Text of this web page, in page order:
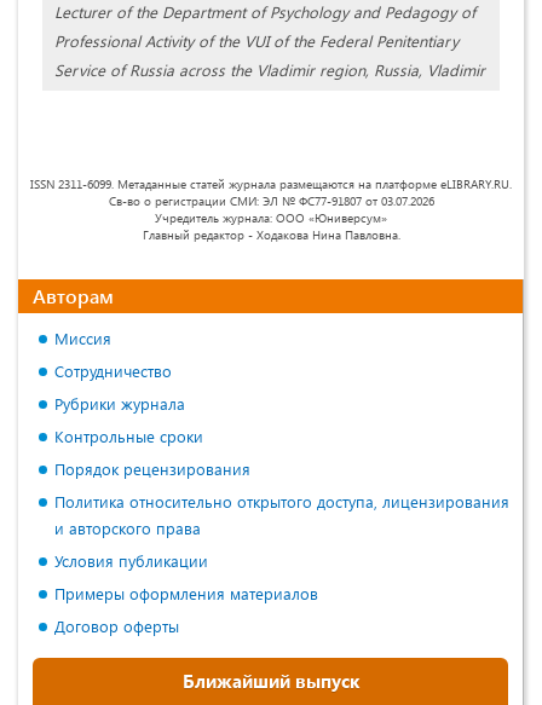
Lecturer of the Department of Psychology and Pedagogy of
Professional Activity of the VUI of the Federal Penitentiary
Service of Russia across the Vladimir region, Russia, Vladimir
ISSN 2311-6099. Метаданные статей журнала размещаются на платформе eLIBRARY.RU.
Св-во о регистрации СМИ: ЭЛ № ФС77-91807 от 03.07.2026
Учредитель журнала: ООО «Юниверсум»
Главный редактор - Ходакова Нина Павловна.
Авторам
Миссия
Сотрудничество
Рубрики журнала
Контрольные сроки
Порядок рецензирования
Политика относительно открытого доступа, лицензирования
и авторского права
Условия публикации
Примеры оформления материалов
Договор оферты
Ближайший выпуск